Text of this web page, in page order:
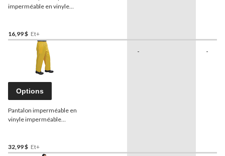
imperméable en vinyle
16,99 $ Et+
Options
Pantalon imperméable en
vinyle imperméable
adultes
32,99 $ Et+
- -